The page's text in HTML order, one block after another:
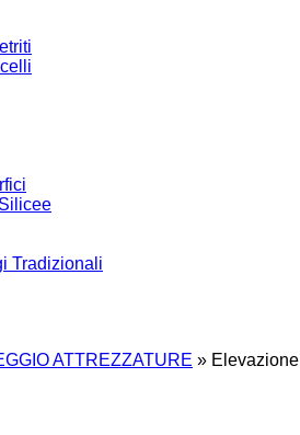
Tradizionali
ATTREZZATURE » Elevazione